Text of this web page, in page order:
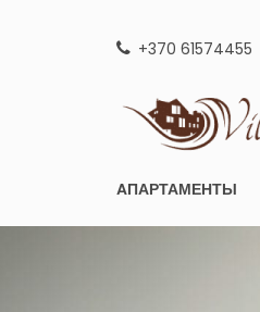
+370 61574455
AПАРТАМЕНТЫ